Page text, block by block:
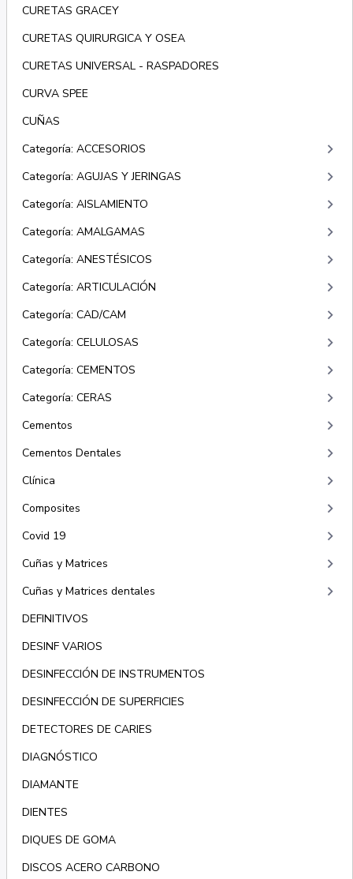
CURETAS GRACEY
CURETAS QUIRURGICA Y OSEA
CURETAS UNIVERSAL - RASPADORES
CURVA SPEE
CUÑAS
Categoría: ACCESORIOS
keyboard_arrow_right
Categoría: AGUJAS Y JERINGAS keyboard_arrow_right
Categoría: AISLAMIENTO keyboard_arrow_right
Categoría: AMALGAMAS keyboard_arrow_right
Categoría: ANESTÉSICOS keyboard_arrow_right
Categoría: ARTICULACIÓN keyboard_arrow_right
Categoría: CAD/CAM keyboard_arrow_right
Categoría: CELULOSAS keyboard_arrow_right
Categoría: CEMENTOS keyboard_arrow_right
Categoría: CERAS keyboard_arrow_right
Cementos keyboard_arrow_right
Cementos Dentales keyboard_arrow_right
Clínica keyboard_arrow_right
Composites keyboard_arrow_right
Covid 19 keyboard_arrow_right
Cuñas y Matrices keyboard_arrow_right
Cuñas y Matrices dentales keyboard_arrow_right
DEFINITIVOS
DESINF VARIOS
DESINFECCIÓN DE INSTRUMENTOS
DESINFECCIÓN DE SUPERFICIES
DETECTORES DE CARIES
DIAGNÓSTICO
DIAMANTE
DIENTES
DIQUES DE GOMA
DISCOS ACERO CARBONO